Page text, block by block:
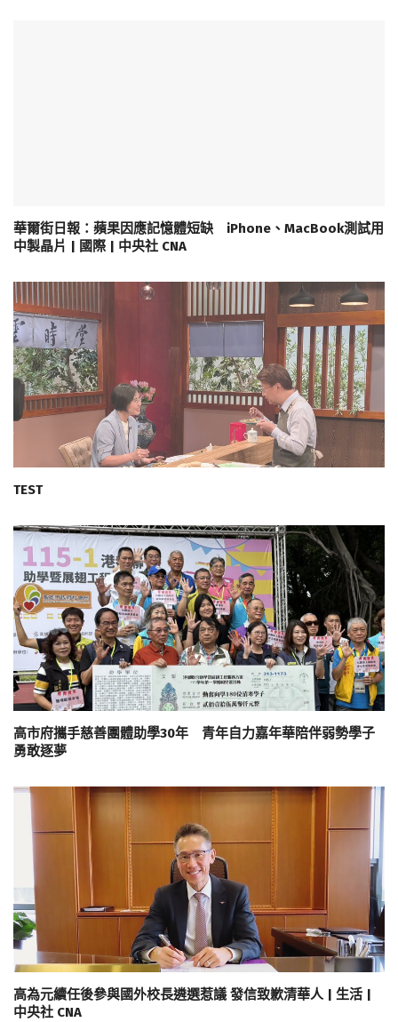
華爾街日報：蘋果因應記憶體短缺 iPhone、MacBook測試用
中製晶片 | 國際 | 中央社 CNA
TEST
高市府攜手慈善團體助學30年 青年自力嘉年華陪伴弱勢學子
勇敢逐夢
高為元續任後參與國外校長遴選惹議 發信致歉清華人 | 生活 |
中央社 CNA